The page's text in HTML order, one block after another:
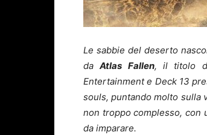
Le sabbie del deserto
daAtlas Fallen, il titolo
Entertainment e Deck 13
souls, puntando molto sulla
non troppo complesso, con
da imparare.